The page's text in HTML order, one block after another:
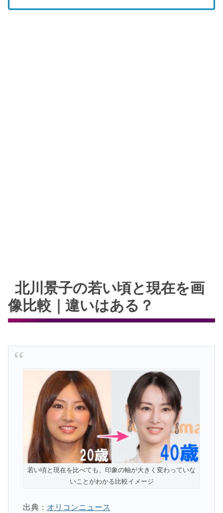
北川景子の若い頃と現在を画
像比較｜違いはある？
若い頃と現在を比べても、印象の軸が大きく変わっていな
いことがわかる比較イメージ
出典： オリコンニュース